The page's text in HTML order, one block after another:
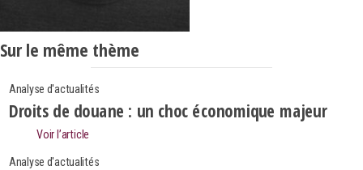
Sur le même thème
Analyse d'actualités
Droits de douane : un choc économique majeur
Voir l’article
Analyse d'actualités